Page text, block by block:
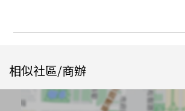
相似社區/商辦